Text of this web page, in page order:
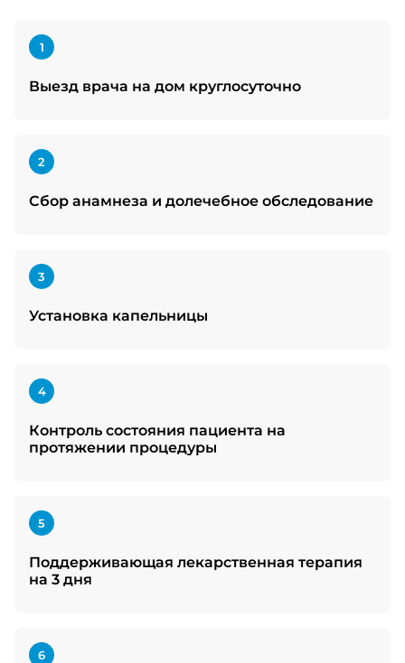
1
Выезд врача на дом круглосуточно
2
Сбор анамнеза и долечебное обследование
3
Установка капельницы
4
Контроль состояния пациента на
протяжении процедуры
5
Поддерживающая лекарственная терапия
на 3 дня
6